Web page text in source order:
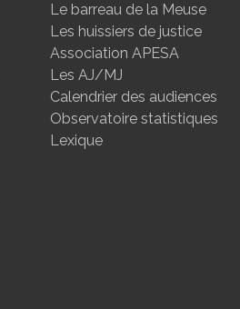
Le barreau de la Meuse
Les huissiers de justice
Association APESA
Les AJ/MJ
Calendrier des audiences
Observatoire statistiques
Lexique